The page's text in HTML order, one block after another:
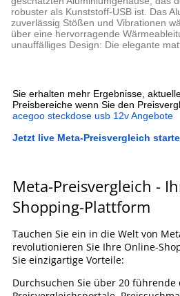
robuster als Kunststoff-USB ist. Das
zuverlässig Stößen und Vibrationen
über eine hervorragende
unauffälliges Design: Die elegante
Sie erhalten mehr Ergebnisse,
Preisbereiche wenn Sie den
acegoo steckdose usb 12v Angebote
Jetzt live Meta-Preisvergleich
Meta-Preisvergleich -
Shopping-Plattform
Tauchen Sie ein in die Welt von
revolutionieren Sie Ihre Online-
Sie einzigartige Vorteile:
Durchsuchen Sie über 20 führende